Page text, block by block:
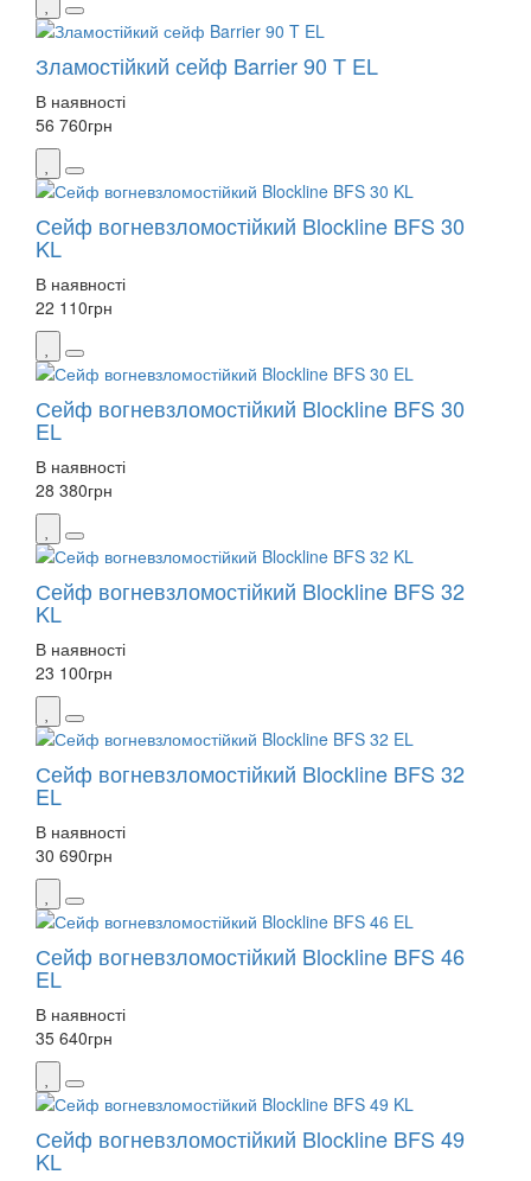
Зламостійкий сейф Barrier 90 T EL
В наявності
56 760грн
Сейф вогневзломостійкий Blockline BFS 30
KL
В наявності
22 110грн
Сейф вогневзломостійкий Blockline BFS 30
EL
В наявності
28 380грн
Сейф вогневзломостійкий Blockline BFS 32
KL
В наявності
23 100грн
Сейф вогневзломостійкий Blockline BFS 32
EL
В наявності
30 690грн
Сейф вогневзломостійкий Blockline BFS 46
EL
В наявності
35 640грн
Сейф вогневзломостійкий Blockline BFS 49
KL